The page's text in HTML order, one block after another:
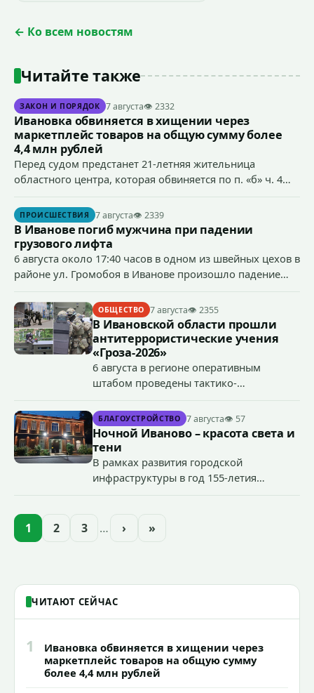
← Ко всем новостям
Читайте также
ЗАКОН И ПОРЯДОК 7 августа👁 2332
Ивановка обвиняется в хищении через
маркетплейс товаров на общую сумму более
4,4 млн рублей
Перед судом предстанет 21-летняя жительница
областного центра, которая обвиняется по п. «б» ч. 4
сумму более 4,4 млн рублей через маркетплейс.
ПРОИСШЕСТВИЯ 7 августа👁 2339
В Иванове погиб мужчина при падении
грузового лифта
6 августа около 17:40 часов в одном из швейных цехов в
районе ул. Громобоя в Иванове произошло падение
ОБЩЕСТВО 7 августа👁 2355
В Ивановской области прошли
антитеррористические учения
«Гроза-2026»
6 августа в регионе оперативным
штабом проведены тактико-
террористического акта на объекте
органов государственной власти.
«Гроза-2026».
БЛАГОУСТРОЙСТВО 7 августа👁 57
Ночной Иваново – красота света и
тени
В рамках развития городской
инфраструктуры в год 155-летия
проекта подсветки исторических
1 2 3 … › »
ЧИТАЮТ СЕЙЧАС
1
Ивановка обвиняется в хищении через
маркетплейс товаров на общую сумму
более 4,4 млн рублей